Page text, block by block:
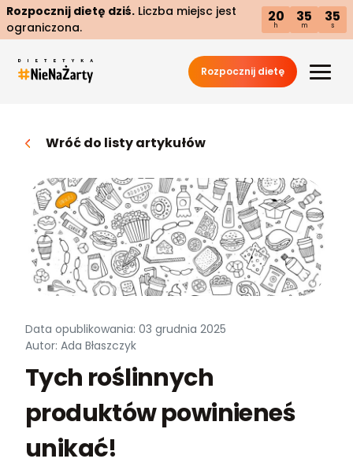
Rozpocznij dietę dziś. Liczba miejsc jest
ograniczona.
20
h
35
m
34
s
Rozpocznij dietę
Wróć do listy artykułów
Data opublikowania: 03 grudnia 2025
Autor: Ada Błaszczyk
Tych roślinnych
produktów powinieneś
unikać!